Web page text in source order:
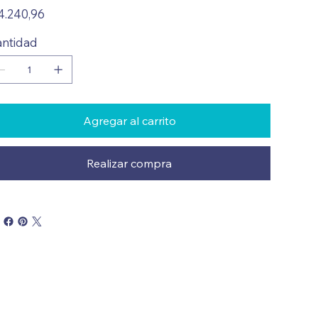
Agregar al carrito
Realizar compra